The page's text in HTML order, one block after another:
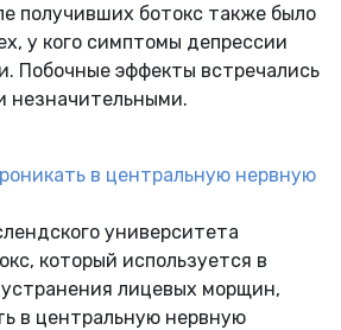
получивших ботокс также было
у кого симптомы депрессии
Побочные эффекты встречались
незначительными.
в центральную нервную
университета
который используется в
лицевых морщин,
в центральную нервную